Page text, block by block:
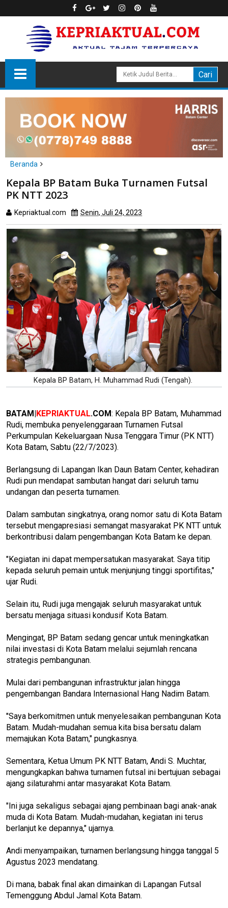
Beranda
Kepala BP Batam Buka Turnamen Futsal PK NTT 2023
Kepala BP Batam Buka Turnamen Futsal
PK NTT 2023
Kepriaktual.com Senin, Juli 24, 2023
Kepala BP Batam, H. Muhammad Rudi (Tengah).
BATAM|KEPRIAKTUAL.COM: Kepala BP Batam, Muhammad
Rudi, membuka penyelenggaraan Turnamen Futsal
Perkumpulan Kekeluargaan Nusa Tenggara Timur (PK NTT)
Kota Batam, Sabtu (22/7/2023).
Berlangsung di Lapangan Ikan Daun Batam Center, kehadiran
Rudi pun mendapat sambutan hangat dari seluruh tamu
undangan dan peserta turnamen.
Dalam sambutan singkatnya, orang nomor satu di Kota Batam
tersebut mengapresiasi semangat masyarakat PK NTT untuk
berkontribusi dalam pengembangan Kota Batam ke depan.
"Kegiatan ini dapat mempersatukan masyarakat. Saya titip
kepada seluruh pemain untuk menjunjung tinggi sportifitas,"
ujar Rudi.
Selain itu, Rudi juga mengajak seluruh masyarakat untuk
bersatu menjaga situasi kondusif Kota Batam.
Mengingat, BP Batam sedang gencar untuk meningkatkan
nilai investasi di Kota Batam melalui sejumlah rencana
strategis pembangunan.
Mulai dari pembangunan infrastruktur jalan hingga
pengembangan Bandara Internasional Hang Nadim Batam.
"Saya berkomitmen untuk menyelesaikan pembangunan Kota
Batam. Mudah-mudahan semua kita bisa bersatu dalam
memajukan Kota Batam," pungkasnya.
Sementara, Ketua Umum PK NTT Batam, Andi S. Muchtar,
mengungkapkan bahwa turnamen futsal ini bertujuan sebagai
ajang silaturahmi antar masyarakat Kota Batam.
"Ini juga sekaligus sebagai ajang pembinaan bagi anak-anak
muda di Kota Batam. Mudah-mudahan, kegiatan ini terus
berlanjut ke depannya," ujarnya.
Andi menyampaikan, turnamen berlangsung hingga tanggal 5
Agustus 2023 mendatang.
Di mana, babak final akan dimainkan di Lapangan Futsal
Temenggung Abdul Jamal Kota Batam.